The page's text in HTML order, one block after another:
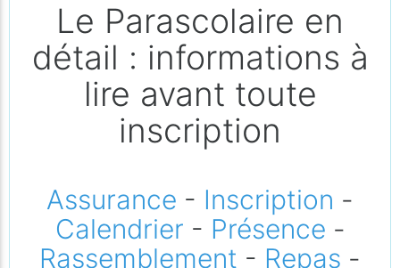
Le Parascolaire en
détail : informations à
lire avant toute
inscription
Assurance - Inscription -
Calendrier - Présence -
Rassemblement - Repas -